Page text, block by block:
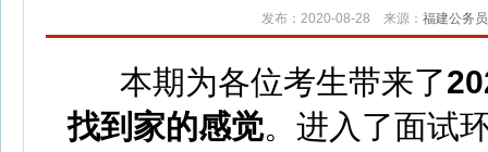
发布：2020-08-28 来源： 福建公务
本期为各位考生带来了
找到家的感觉。进入了面试